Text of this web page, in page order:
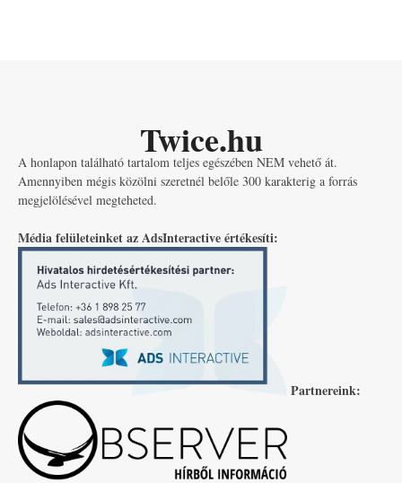
Twice.hu
A honlapon található tartalom teljes egészében NEM vehető át.
Amennyiben mégis közölni szeretnél belőle 300 karakterig a forrás
megjelölésével megteheted.
Média felületeinket az AdsInteractive értékesíti:
Partnereink: